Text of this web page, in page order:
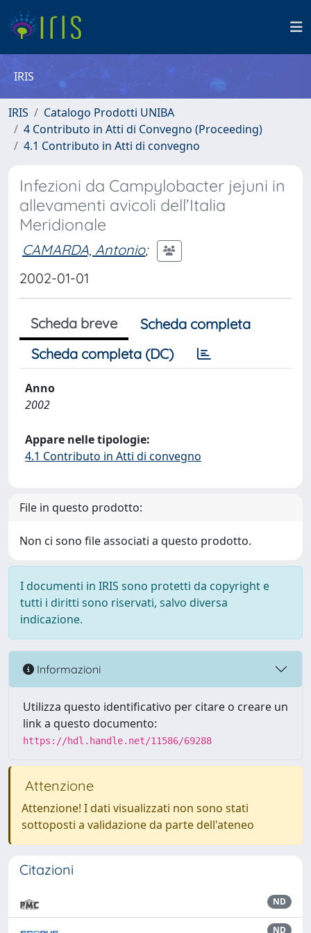
IRIS
IRIS
Catalogo Prodotti UNIBA
4 Contributo in Atti di Convegno (Proceeding)
4.1 Contributo in Atti di convegno
Infezioni da Campylobacter jejuni in
allevamenti avicoli dell’Italia
Meridionale
CAMARDA, Antonio;
2002-01-01
Scheda breve
Scheda completa
Scheda completa (DC)
Anno
2002
Appare nelle tipologie:
4.1 Contributo in Atti di convegno
File in questo prodotto:
Non ci sono file associati a questo prodotto.
I documenti in IRIS sono protetti da copyright e
tutti i diritti sono riservati, salvo diversa
indicazione.
Informazioni
Utilizza questo identificativo per citare o creare un
link a questo documento:
https://hdl.handle.net/11586/69288
Attenzione
Attenzione! I dati visualizzati non sono stati
sottoposti a validazione da parte dell'ateneo
Citazioni
ND
ND